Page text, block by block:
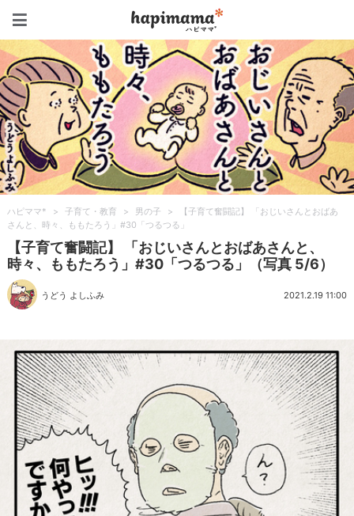
ハピママ* > 子育て・教育 > 男の子 >
【子育て奮闘記】 「おじいさんとおばあ
さんと、時々、ももたろう」#30「つるつる」
【子育て奮闘記】 「おじいさんとおばあさんと、
時々、ももたろう」#30「つるつる」（写真 5/6）
うどう よしふみ 2021.2.19 11:00